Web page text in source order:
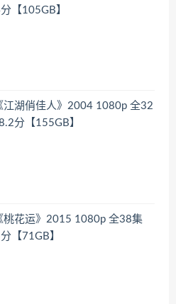
【105GB】
江湖俏佳人》2004 1080p 全32
分【155GB】
桃花运》2015 1080p 全38集
【71GB】